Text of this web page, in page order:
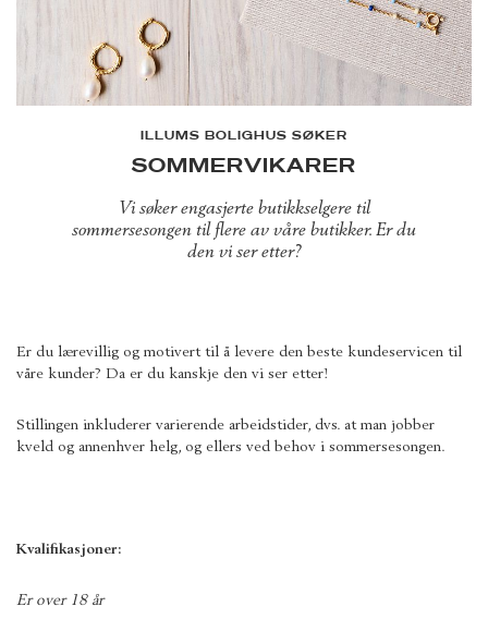
ILLUMS BOLIGHUS SØKER
SOMMERVIKARER
Vi søker engasjerte butikkselgere til
sommersesongen til flere av våre butikker. Er du
den vi ser etter?
Er du lærevillig og motivert til å levere den beste kundeservicen til
våre kunder? Da er du kanskje den vi ser etter!
Stillingen inkluderer varierende arbeidstider, dvs. at man jobber
kveld og annenhver helg, og ellers ved behov i sommersesongen.
Kvalifikasjoner:
Er over 18 år